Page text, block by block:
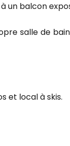
un balcon
salle de
et local à skis.